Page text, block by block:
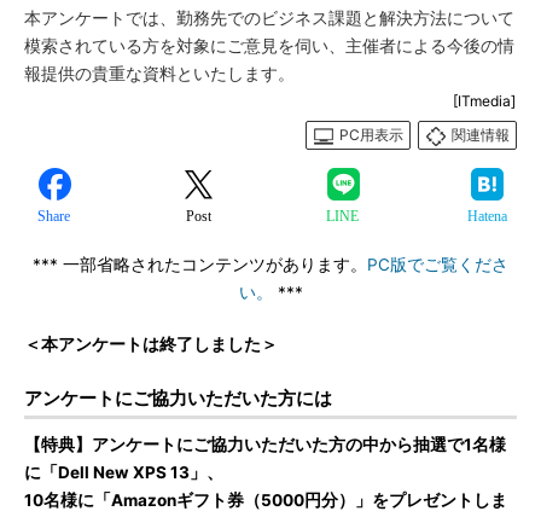
本アンケートでは、勤務先でのビジネス課題と解決方法について
模索されている方を対象にご意見を伺い、主催者による今後の情
報提供の貴重な資料といたします。
[ITmedia]
PC用表示
関連情報
Share Post LINE Hatena
*** 一部省略されたコンテンツがあります。 PC版でご覧くださ
い。
***
＜本アンケートは終了しました＞
アンケートにご協力いただいた方には
【特典】アンケートにご協力いただいた方の中から抽選で1名様
に「Dell New XPS 13」、
10名様に「Amazonギフト券（5000円分）」をプレゼントしま